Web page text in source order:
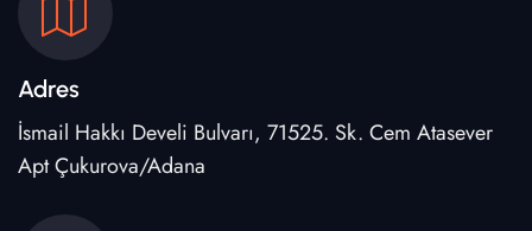
Adres
İsmail Hakkı Develi Bulvarı, 71525. Sk. Cem Atasever
Apt Çukurova/Adana